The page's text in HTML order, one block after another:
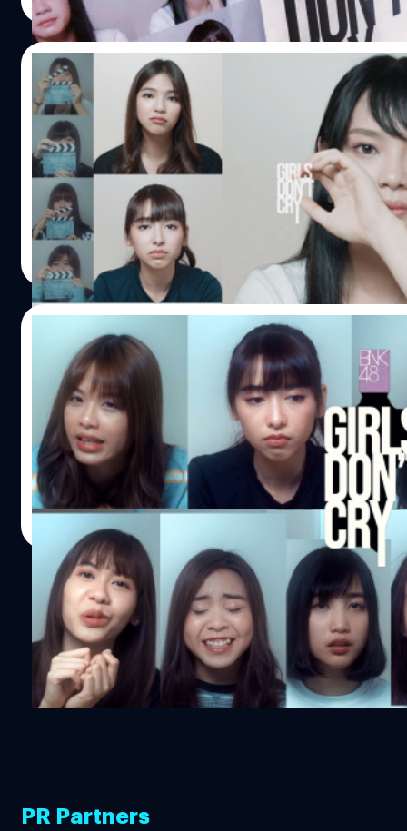
CINEMATOGRAPHER NIRAMON…
02/08/2018
ส่องรูปโปรไฟล์ BNK48 รุ่นที่ 1 โปรโมทหนัง
หลังจากที่ปล่อย Teaser แรกเมื่อวันที่ 20 ก.ค. 2561 ก็สร้างก
BNK48 รุ่นที่ 1 ทั้ง 26 คนก็ทยอยเปลี่ยนรูปโปรไฟล์ 23 ก.ค.
DON’T CRY ก็ออกสู่สายตาประชาชนโดยมีข้อความว่าให้ร
มาตามสัญญา แต่ไม่ได้ออกให้ชมกันได้เฉพาะในโรงภาพยน
เข้าใจว่าน่าจะให้ดูกันเฉพาะในโรงภาพยนตร์เสียอีก) 30 ก.ค.
เมมเบอร์ทุกคนในอิริยาบทต่างๆ และในวันที่ 31 ก.ค. 2561 เ
โปรไฟล์อีกครั้งเพื่อเป็นการโปรโมทหนังเรื่องแรกของพวกเธอ
Meechok Dechpokasup| 2928 days ago
Read More
ไม่ให้รอนาน .. มาแล้ว Official Trailer BNK48
มาแล้ว Official Trailer หนังเรื่องแรก BNK48 : GIRLS
2561 เวลา 19.00 น. ที่ผ่านมานี้เอง วันนี้ 23 ก.ค. 2561 เพจ
Trailer BNK48 : GIRLS DON’T CRY โดยเนื้อหาภายในมี
และคราบน้ำตา ที่ชวนติดตามไม่น้อย เช่น ... อยากให้มีนั่งคุ
เลย, มันเป็นเรื่องที่หนูไม่เคยเล่าให้ใครฟัง, ไม่เคยสนใจว่า
สนุกอย่างเดียว, เป็นปีที่พีคที่สุดแล้ว, ทุกข้อความล้วนสะท้อน
กระทั่งทิ้งท้าย Trailer ด้วยแคปเฌอกับข้อความสั้นๆ "เคลียดเ
Meechok Dechpokasup| 2938 days ago
1
2
PR Partners